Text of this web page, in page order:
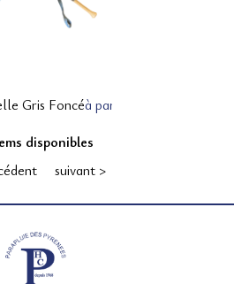
Gris Foncéà partir de 175,00 € TTC
disponibles
suivant >
Montpensier
64000 PAU
59 27 53 66